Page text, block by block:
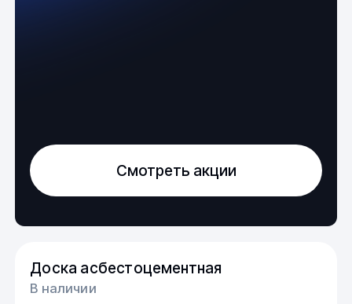
Смотреть акции
Доска асбестоцементная
В наличии